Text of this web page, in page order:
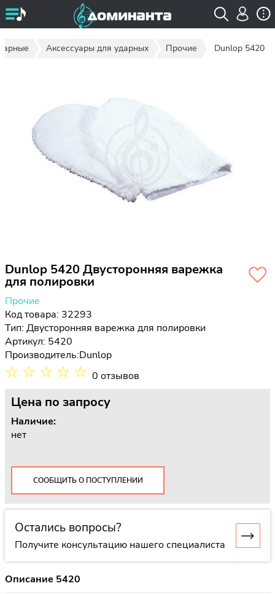
Аксессуары для ударных Прочие Dunlop 5420
Dunlop 5420 Двусторонняя варежка
для полировки
Прочие
Код товара: 32293
Тип: Двусторонняя варежка для полировки
Артикул: 5420
Производитель:Dunlop
☆ ☆ ☆ ☆ ☆ 0 отзывов
Цена по запросу
Наличие:
нет
СООБЩИТЬ О ПОСТУПЛЕНИИ
Остались вопросы?
Получите консультацию нашего специалиста
Описание 5420